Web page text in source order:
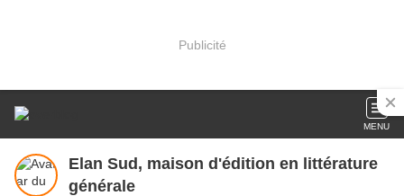
Publicité
MENU
Elan Sud, maison d'édition en littérature
générale